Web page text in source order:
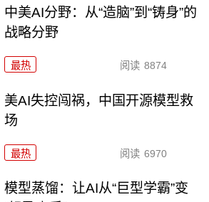
中美AI分野：从“造脑”到“铸身”的
战略分野
最热 阅读 8874
美AI失控闯祸，中国开源模型救
场
最热 阅读 6970
模型蒸馏：让AI从“巨型学霸”变